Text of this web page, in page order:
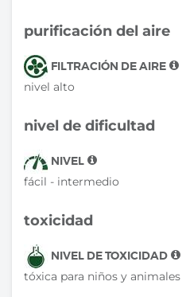
purificación del aire
FILTRACIÓN DE AIRE
nivel alto
nivel de dificultad
NIVEL
fácil - intermedio
toxicidad
NIVEL DE TOXICIDAD
tóxica para niños y animales